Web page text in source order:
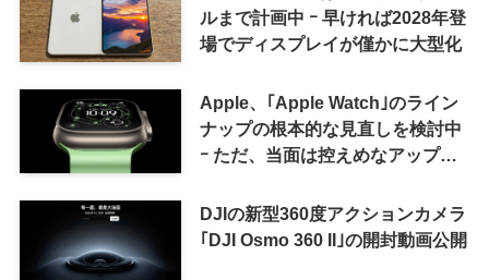
ルまで計画中 ｰ 早ければ2028年登
場でディスプレイが僅かに大型化
Apple、｢Apple Watch｣のライン
ナップの根本的な見直しを検討中
ｰ ただ、当面は控えめなアップグ
DJIの新型360度アクションカメラ
｢DJI Osmo 360 II｣の開封動画公開